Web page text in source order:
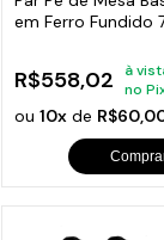
em Ferro Fundido
R$558,02
à
no
ou10x de